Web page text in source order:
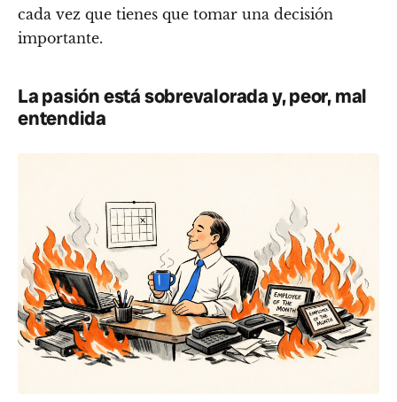
cada vez que tienes que tomar una decisión
importante.
La pasión está sobrevalorada y, peor, mal
entendida